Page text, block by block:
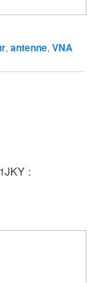
,antenne,VNA
: